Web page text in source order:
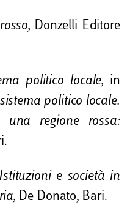
Donzelli Editore
politico locale, in
politico locale.
regione rossa:
e società in
De Donato, Bari.